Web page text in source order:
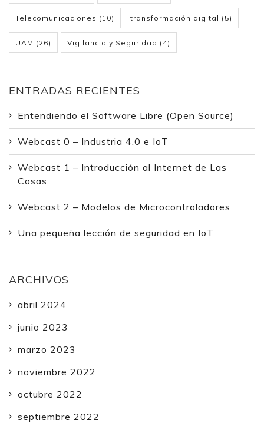
Telecomunicaciones (10) transformación digital (5)
UAM (26) Vigilancia y Seguridad (4)
ENTRADAS RECIENTES
Entendiendo el Software Libre (Open Source)
Webcast 0 – Industria 4.0 e IoT
Webcast 1 – Introducción al Internet de Las
Cosas
Webcast 2 – Modelos de Microcontroladores
Una pequeña lección de seguridad en IoT
ARCHIVOS
abril 2024
junio 2023
marzo 2023
noviembre 2022
octubre 2022
septiembre 2022